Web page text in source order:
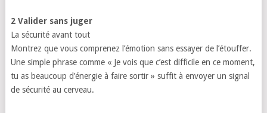
2 Valider sans juger
La sécurité avant tout
Montrez que vous comprenez l’émotion sans essayer de l’étouffer.
Une simple phrase comme « Je vois que c’est difficile en ce moment,
tu as beaucoup d’énergie à faire sortir » suffit à envoyer un signal
de sécurité au cerveau.